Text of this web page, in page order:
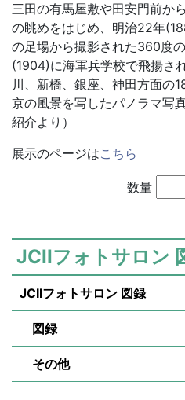
三田の有馬屋敷や田安門前か
の眺めをはじめ、明治22年
の足場から撮影された360度
(1904)に海軍兵学校で飛揚さ
川、新橋、銀座、神田方面の
京の風景を写したパノラマ写
紹介より）
展示のページはこちら
数量
JCIIフォトサロン
JCIIフォトサロン 図録
図録
その他